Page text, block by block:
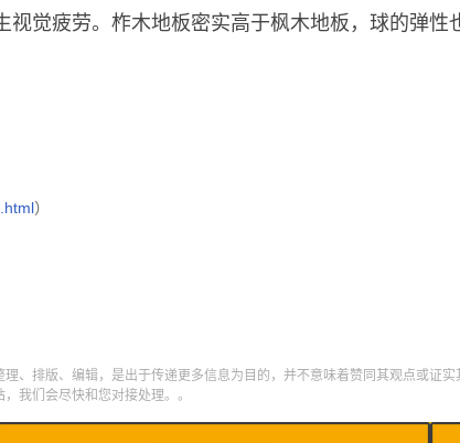
视觉疲劳。柞木地板密实高于枫木地板，球的弹性
）
、排版、编辑，是出于传递更多信息为目的，并不意味着赞同其观点或证实
我们会尽快和您对接处理。。